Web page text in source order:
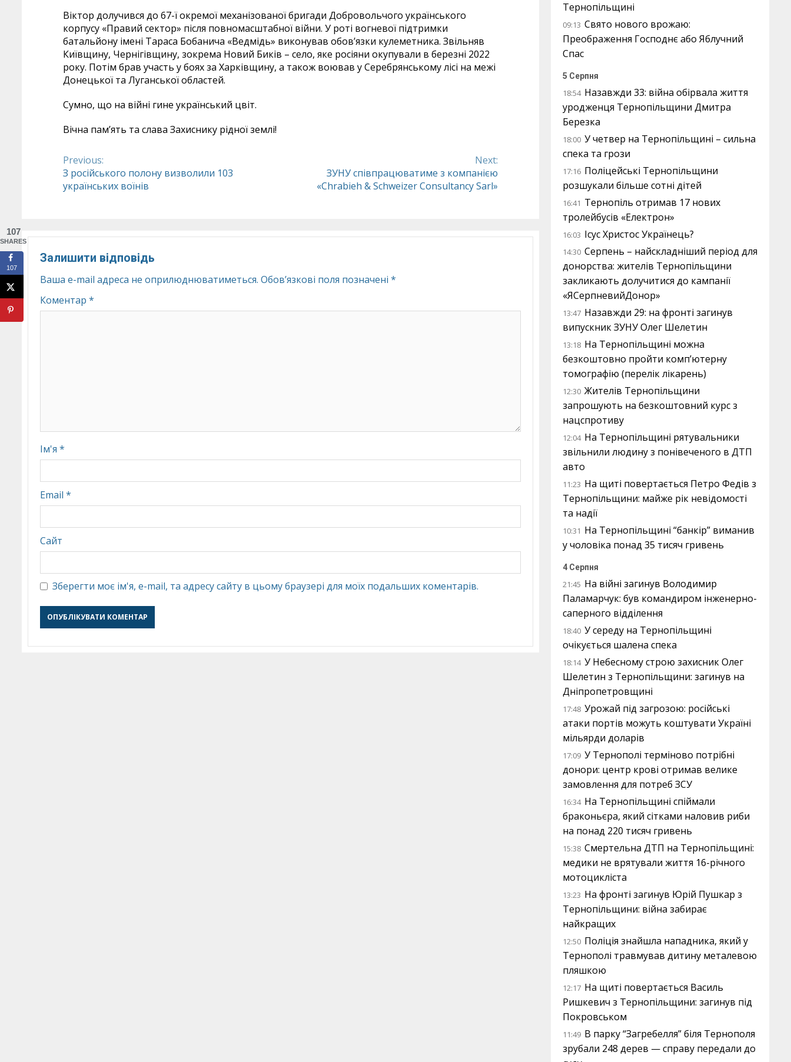
Віктор долучився до 67-ї окремої механізованої бригади Добровольчого українського
корпусу «Правий сектор» після повномасштабної війни. У роті вогневої підтримки
батальйону імені Тараса Бобанича «Ведмідь» виконував обов’язки кулеметника. Звільняв
Київщину, Чернігівщину, зокрема Новий Биків – село, яке росіяни окупували в березні 2022
року. Потім брав участь у боях за Харківщину, а також воював у Серебрянському лісі на межі
Донецької та Луганської областей.
Сумно, що на війні гине український цвіт.
Вічна пам’ять та слава Захиснику рідної землі!
Continue
Reading
Previous:
З російського полону визволили 103
українських воїнів
Next:
ЗУНУ співпрацюватиме з компанією
«Chrabieh & Schweizer Consultancy Sarl»
Залишити відповідь
Ваша e-mail адреса не оприлюднюватиметься. Обов’язкові поля позначені *
Коментар *
Ім'я *
Email *
Сайт
Зберегти моє ім'я, e-mail, та адресу сайту в цьому браузері для моїх подальших коментарів.
Тернопільщині
09:13 Свято нового врожаю:
Преображення Господнє або Яблучний
Спас
5 Серпня
18:54 Назавжди 33: війна обірвала життя
уродженця Тернопільщини Дмитра
Березка
18:00 У четвер на Тернопільщині – сильна
спека та грози
17:16 Поліцейські Тернопільщини
розшукали більше сотні дітей
16:41 Тернопіль отримав 17 нових
тролейбусів «Електрон»
16:03 Ісус Христос Українець?
14:30 Серпень – найскладніший період для
донорства: жителів Тернопільщини
закликають долучитися до кампанії
«ЯСерпневийДонор»
13:47 Назавжди 29: на фронті загинув
випускник ЗУНУ Олег Шелетин
13:18 На Тернопільщині можна
безкоштовно пройти комп’ютерну
томографію (перелік лікарень)
12:30 Жителів Тернопільщини
запрошують на безкоштовний курс з
нацспротиву
12:04 На Тернопільщині рятувальники
звільнили людину з понівеченого в ДТП
авто
11:23 На щиті повертається Петро Федів з
Тернопільщини: майже рік невідомості
та надії
10:31 На Тернопільщині “банкір” виманив
у чоловіка понад 35 тисяч гривень
4 Серпня
21:45 На війні загинув Володимир
Паламарчук: був командиром інженерно-
саперного відділення
18:40 У середу на Тернопільщині
очікується шалена спека
18:14 У Небесному строю захисник Олег
Шелетин з Тернопільщини: загинув на
Дніпропетровщині
17:48 Урожай під загрозою: російські
атаки портів можуть коштувати Україні
мільярди доларів
17:09 У Тернополі терміново потрібні
донори: центр крові отримав велике
замовлення для потреб ЗСУ
16:34 На Тернопільщині спіймали
браконьєра, який сітками наловив риби
на понад 220 тисяч гривень
15:38 Смертельна ДТП на Тернопільщині:
медики не врятували життя 16-річного
мотоцикліста
13:23 На фронті загинув Юрій Пушкар з
Тернопільщини: війна забирає
найкращих
12:50 Поліція знайшла нападника, який у
Тернополі травмував дитину металевою
пляшкою
12:17 На щиті повертається Василь
Ришкевич з Тернопільщини: загинув під
Покровськом
11:49 В парку “Загребелля” біля Тернополя
зрубали 248 дерев — справу передали до
107
SHARES
107